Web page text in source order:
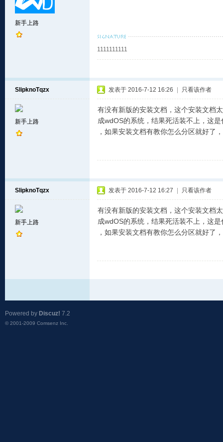
新手上路
1111111111
SlipknoTqzx
新手上路
发表于 2016-7-12 16:26 只看该作者
有没有新版的安装文档，这个安装文档
成wdOS的系统，结果死活装不上，这
，如果安装文档有教你怎么分区就好了
SlipknoTqzx
新手上路
发表于 2016-7-12 16:27 只看该作者
有没有新版的安装文档，这个安装文档
成wdOS的系统，结果死活装不上，这
，如果安装文档有教你怎么分区就好了
Powered by Discuz! 7.2
© 2001-2009 Comsenz Inc.